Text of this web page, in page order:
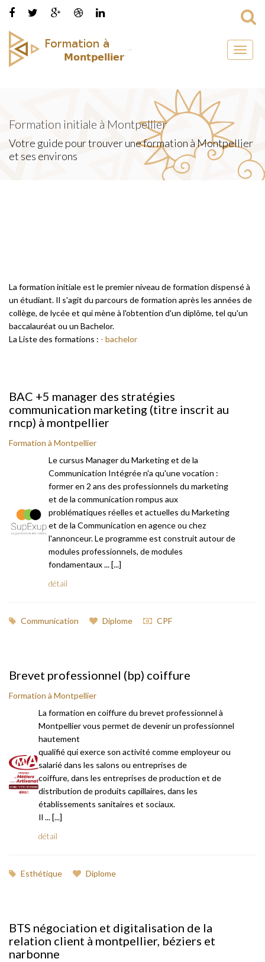
Toggle
Formation initiale à Montpellier
Votre guide pour trouver une formation à Montpellier
et ses environs
La formation initiale est le premier niveau de formation dispensé à
un étudiant. Il s'agit du parcours de formation après les années de
collège, de lycée et qui mène à l'obtention d'un diplôme, tel qu'un
baccalauréat ou un Bachelor.
La Liste des formations : - bachelor
BAC +5 manager des stratégies
communication marketing (titre inscrit au
rncp) à montpellier
Formation à Montpellier
Le cursus Manager du Marketing et de la
Communication Intégrée n'a qu'une vocation :
former en 2 ans des professionnels du marketing
et de la communication rompus aux
problématiques réelles et actuelles du Marketing
et de la Communication en agence ou chez
l'annonceur. Le programme est construit autour de
modules professionnels, de modules
fondamentaux ... [...]
détail
Communication Diplome CPF
Brevet professionnel (bp) coiffure
Formation à Montpellier
La formation en coiffure du brevet professionnel à
Montpellier vous permet de devenir un professionnel
hautement
qualifié qui exerce son activité comme employeur ou
salarié dans les salons ou entreprises de
coiffure, dans les entreprises de production et de
distribution de produits capillaires, dans les
établissements sanitaires et sociaux.
Il ... [...]
détail
Esthétique Diplome
BTS négociation et digitalisation de la
relation client à montpellier, béziers et
narbonne